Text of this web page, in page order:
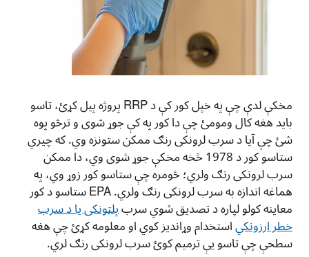
مخکې لدې چې په خپل کور کې د RRP پروژه پیل کړئ، تاسو
باید هغه کال ومومئ چې دا کور په کې جوړ شوی و ترڅو پوه
شئ چې آیا د سرب لرونکی رنګ ممکن ستونزه وي. که چيري
ستاسو کور د 1978 څخه مخکې جوړ شوی وي، دا ممکن
سرب لرونکی رنګ ولري؛ څومره چې ستاسو کور زوړ وي، په
هماغه اندازه به سرب لرونکی رنګ ولري. EPA ستاسو د کور
معاینه کولو لپاره د تصدیق شوي سربپلټونکی یا د سرب
خطر ارزونکياستخدام وړاندیز کوي او معلومه کړئ چې هغه
سطحې چې تاسو یې ترمیم کوئ سرب لرونکی رنګ لري.